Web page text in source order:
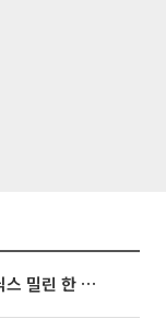
[베스트&워스트] 삼성전자·SK하이닉스 밀린 한 주…상상인증권은 85% 급등